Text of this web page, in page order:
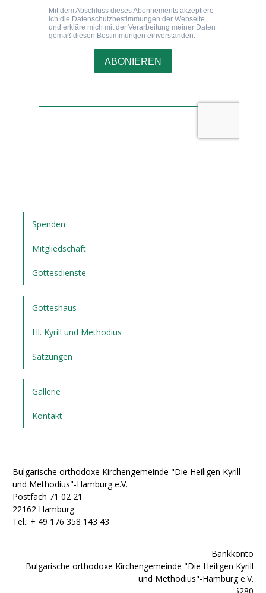
Spenden
Mitgliedschaft
Gottesdienste
Gotteshaus
Hl. Kyrill und Methodius
Satzungen
Gallerie
Kontakt
Bulgarische orthodoxe Kirchengemeinde "Die Heiligen Kyrill
und Methodius"-Hamburg e.V.
Postfach 71 02 21
22162 Hamburg
Tel.: + ‭49 176 358 143 43‬
Bankkonto
Bulgarische orthodoxe Kirchengemeinde "Die Heiligen Kyrill
und Methodius"-Hamburg e.V.